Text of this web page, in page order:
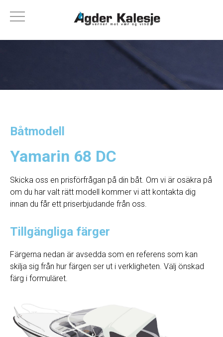
Båtmodell
Yamarin 68 DC
Skicka oss en prisförfrågan på din båt. Om vi ​​är osäkra på
om du har valt rätt modell kommer vi att kontakta dig
innan du får ett priserbjudande från oss.
Tillgängliga färger
Färgerna nedan är avsedda som en referens som kan
skilja sig från hur färgen ser ut i verkligheten. Välj önskad
färg i formuläret.